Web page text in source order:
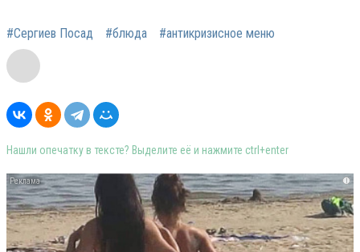
#Сергиев Посад #блюда #антикризисное меню
Нашли опечатку в тексте? Выделите её и нажмите ctrl+enter
i